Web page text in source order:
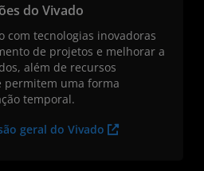
do Vivado
com tecnologias inovadoras
de projetos e melhorar a
além de recursos
permitem uma forma
temporal.
geral do Vivado